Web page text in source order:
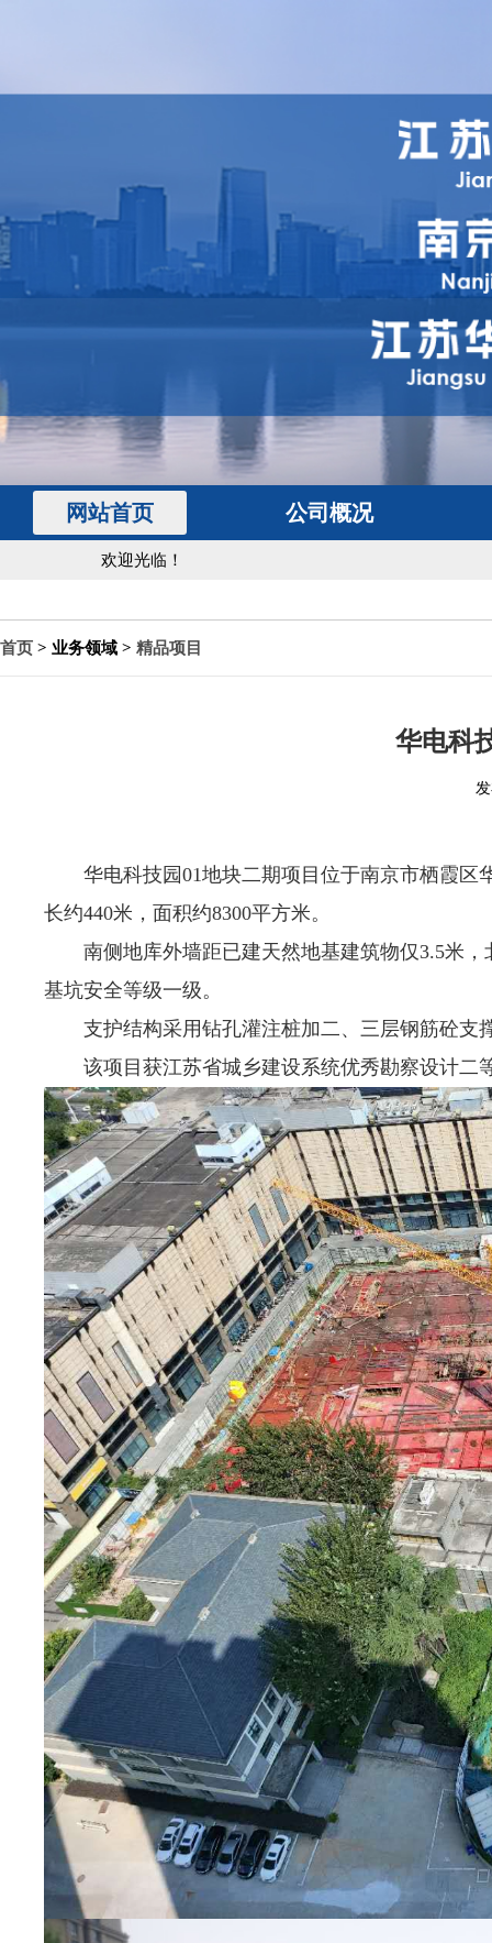
网站首页 公司概况
欢迎光临！
首页 > 业务领域 > 精品项目
华电科
华电科技园01地块二期项目位于南京市栖霞
长约440米 ，面积约8300平方米。
南侧地库外墙距已建天然地基建筑物仅3.5米
基坑安全等级一级。
支护结构采用钻孔灌注桩加二、三层钢筋砼支
该项目获江苏省城乡建设系统优秀勘察设计二